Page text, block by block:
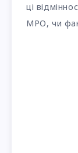
ці
МРО, чи